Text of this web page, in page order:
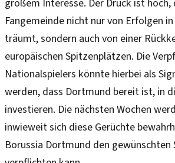
großem Interesse. Der Druck ist hoch,
Fangemeinde nicht nur von Erfolgen
träumt, sondern auch von einer
europäischen Spitzenplätzen. Die
Nationalspielers könnte hierbei als
werden, dass Dortmund bereit ist, in
investieren. Die nächsten Wochen
inwieweit sich diese Gerüchte
Borussia Dortmund den gewünschten